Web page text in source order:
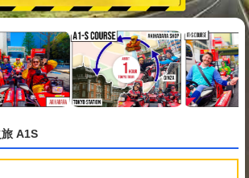
A1S